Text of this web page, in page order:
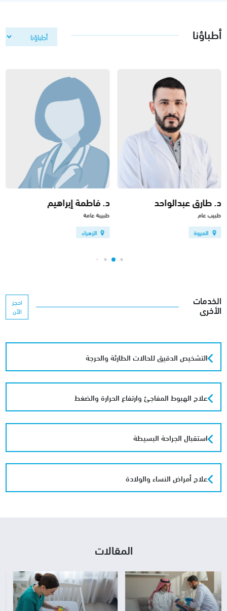
أطباؤنا
د. طارق عبدالواحد
طبيب عام
المروة
د. فاطمة إبراهيم
طبيبة عامة
الزهراء
الخدمات
الأخرى
احجز
الآن
التشخيص الدقيق للحالات الطارئة والحرجة
علاج الهبوط المفاجئ وارتفاع الحرارة والضغط
استقبال الجراحة البسيطة
علاج أمراض النساء والولادة
المقالات